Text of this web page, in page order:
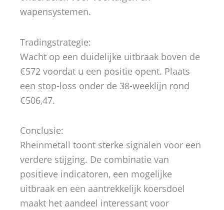
wapensystemen.
Tradingstrategie:
Wacht op een duidelijke uitbraak boven de
€572 voordat u een positie opent. Plaats
een stop-loss onder de 38-weeklijn rond
€506,47.
Conclusie:
Rheinmetall toont sterke signalen voor een
verdere stijging. De combinatie van
positieve indicatoren, een mogelijke
uitbraak en een aantrekkelijk koersdoel
maakt het aandeel interessant voor